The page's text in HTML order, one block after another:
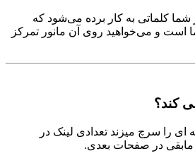
شما کلماتی به کار برده می‌شود که
و می‌خواهید روی آن مانور تمرکز
کند؟
ای را سرچ میزند تعدادی لینک در
مابقی در صفحات بعدی.